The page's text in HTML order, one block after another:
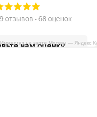
Иммергаз на карте Москвы — Яндекс